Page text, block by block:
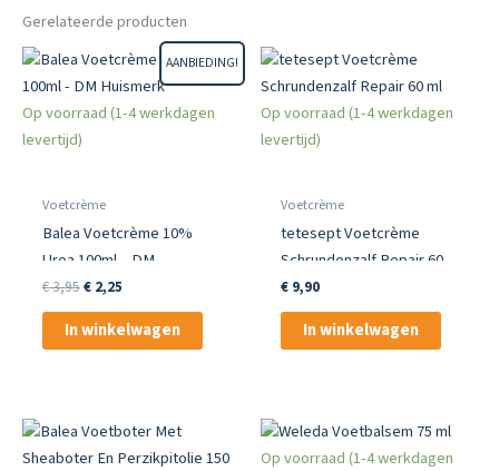
Gerelateerde producten
AANBIEDING!
Op voorraad (1-4 werkdagen
levertijd)
Voetcrème
Balea Voetcrème 10%
Urea 100ml – DM
Huismerk
€3,95Oorspronkelijke
was:
€2,25Huidige
is:
€ 2,25.
In winkelwagen
Op voorraad (1-4 werkdagen
levertijd)
Voetcrème
tetesept Voetcrème
Schrundenzalf Repair 60
ml
€9,90
In winkelwagen
Op voorraad (1-4 werkdagen